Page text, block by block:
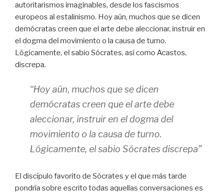
autoritarismos imaginables, desde los fascismos
europeos al estalinismo. Hoy aún, muchos que se dicen
demócratas creen que el arte debe aleccionar, instruir en
el dogma del movimiento o la causa de turno.
Lógicamente, el sabio Sócrates, así como Acastos,
discrepa.
“Hoy aún, muchos que se dicen
demócratas creen que el arte debe
aleccionar, instruir en el dogma del
movimiento o la causa de turno.
Lógicamente, el sabio Sócrates discrepa”
El discípulo favorito de Sócrates y el que más tarde
pondría sobre escrito todas aquellas conversaciones es